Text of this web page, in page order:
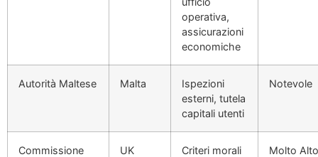
operativa,
assicurazioni
economiche
Autorità Maltese Malta
Ispezioni
esterni, tutela
capitali utenti
Notevole
Commissione
UK
Criteri morali
Molto Alto